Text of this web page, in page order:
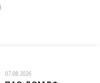
07.08.2026